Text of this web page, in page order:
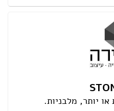
יותר, מלבניות.